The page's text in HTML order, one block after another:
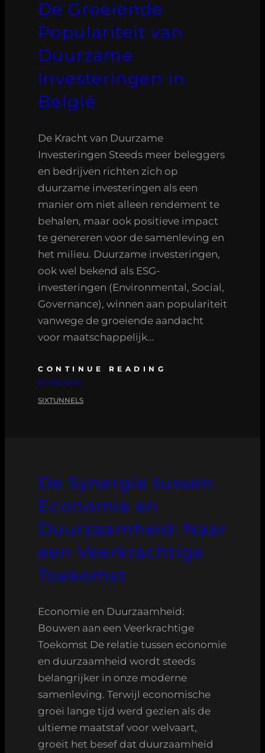
De Groeiende
Populariteit van
Duurzame
Investeringen in
België
De Kracht van Duurzame
Investeringen Steeds meer beleggers
en bedrijven richten zich op
duurzame investeringen als een
manier om niet alleen rendement te
behalen, maar ook positieve impact
te genereren voor de samenleving en
het milieu. Duurzame investeringen,
ook wel bekend als ESG-
investeringen (Environmental, Social,
Governance), winnen aan populariteit
vanwege de groeiende aandacht
voor maatschappelijk…
CONTINUE READING
20 MEI 2026
SIXTUNNELS
De Synergie tussen
Economie en
Duurzaamheid: Naar
een Veerkrachtige
Toekomst
Economie en Duurzaamheid:
Bouwen aan een Veerkrachtige
Toekomst De relatie tussen economie
en duurzaamheid wordt steeds
belangrijker in onze moderne
samenleving. Terwijl economische
groei lange tijd werd gezien als de
ultieme maatstaf voor welvaart,
groeit het besef dat duurzaamheid